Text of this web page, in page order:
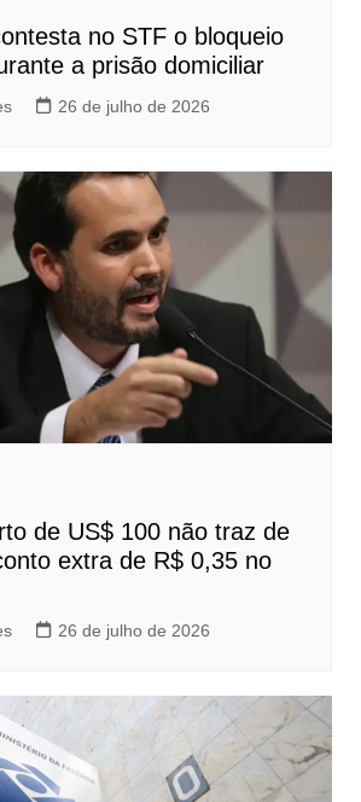
no STF o bloqueio
a prisão domiciliar
26 de julho de 2026
de US$ 100 não traz de
extra de R$ 0,35 no
26 de julho de 2026